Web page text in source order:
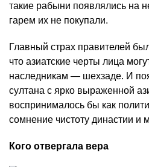
такие рабыни появлялись на
гарем их не покупали.
Главный страх правителей
что азиатские черты лица
наследникам — шехзаде. И
султана с ярко выраженной
воспринималось бы как
сомнение чистоту династии и
Кого отвергала вера